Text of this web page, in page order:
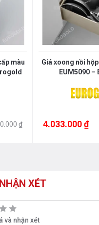
màu
₫
Giá xoong nồi
EUM5090 –
4.033.000 ₫
XÉT
và nhận xét